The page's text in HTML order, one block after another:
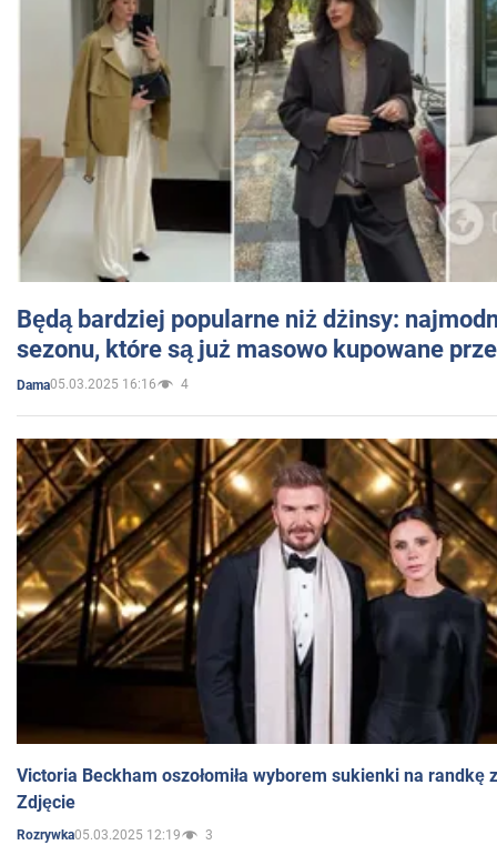
Będą bardziej popularne niż dżinsy:
sezonu, które są już masowo kupowane
Dama05.03.2025 16:16 4
Victoria Beckham oszołomiła wyborem sukienki na randkę
Zdjęcie
Rozrywka05.03.2025 12:19 3